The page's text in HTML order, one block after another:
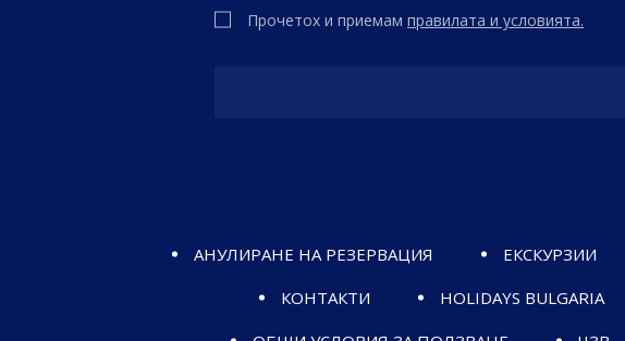
Прочетох и приемам правилата и условията.
АНУЛИРАНЕ НА РЕЗЕРВАЦИЯ ЕКСКУРЗИИ
КОНТАКТИ
HOLIDAYS BULGARIA